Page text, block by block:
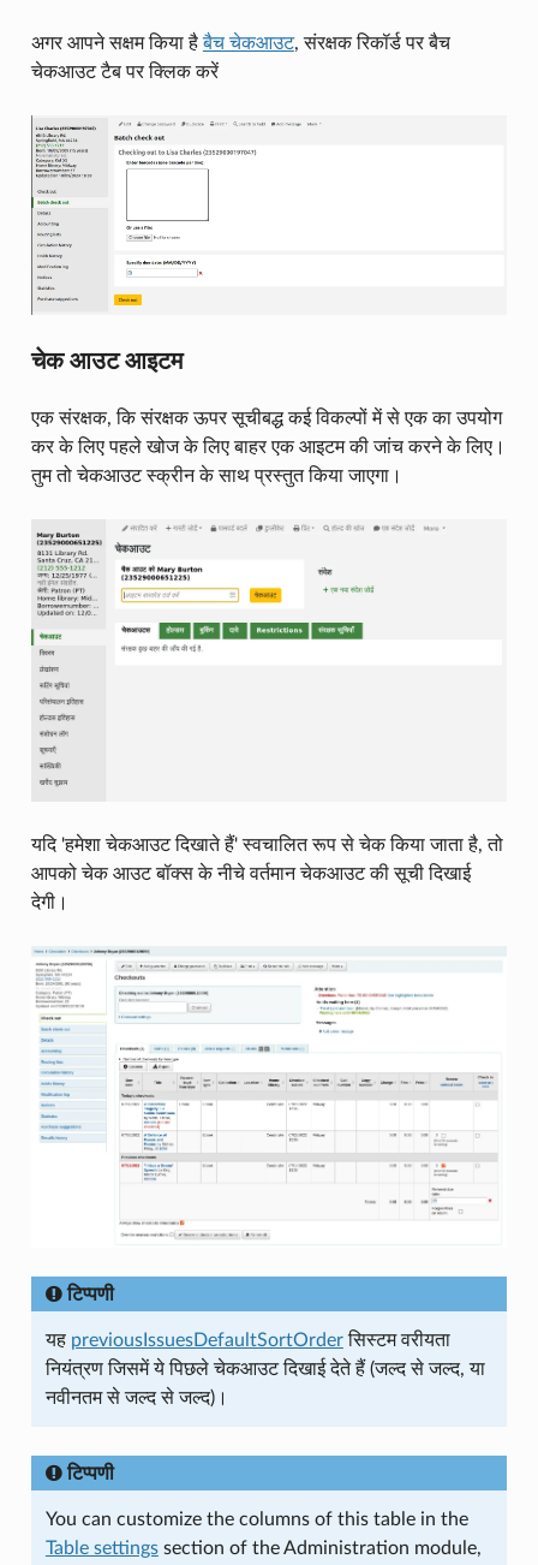
अगर आपने सक्षम किया हैबैच चेकआउट, संरक्षक रिकॉर्ड पर बैच
चेकआउट टैब पर क्लिक करें
चेक आउट आइटम
एक संरक्षक, कि संरक्षक ऊपर सूचीबद्ध कई विकल्पों में से एक का उपयोग
कर के लिए पहले खोज के लिए बाहर एक आइटम की जांच करने के लिए।
तुम तो चेकआउट स्क्रीन के साथ प्रस्तुत किया जाएगा।
यदि 'हमेशा चेकआउट दिखाते हैं' स्वचालित रूप से चेक किया जाता है, तो
आपको चेक आउट बॉक्स के नीचे वर्तमान चेकआउट की सूची दिखाई
देगी।
टिप्पणी
यह previousIssuesDefaultSortOrderसिस्टम वरीयता
नियंत्रण जिसमें ये पिछले चेकआउट दिखाई देते हैं (जल्द से जल्द, या
नवीनतम से जल्द से जल्द)।
टिप्पणी
You can customize the columns of this table in the
Table settingssection of the Administration module,